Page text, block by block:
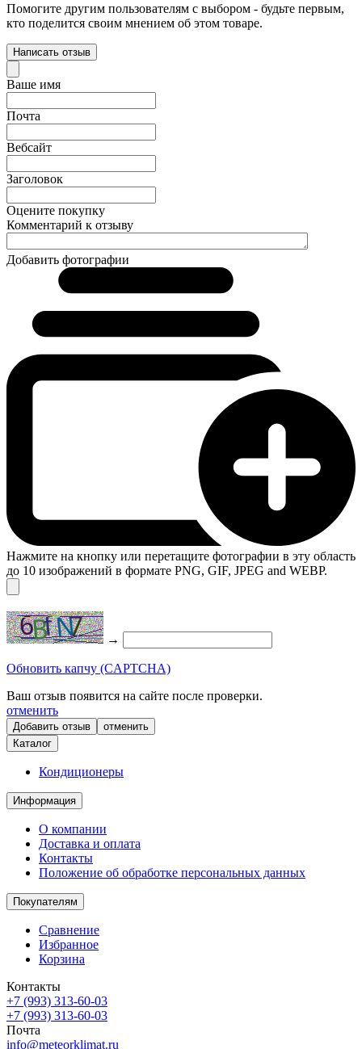
Помогите другим пользователям с выбором - будьте первым,
кто поделится своим мнением об этом товаре.
Написать отзыв
Ваше имя
Почта
Вебсайт
Заголовок
Оцените покупку
Комментарий к отзыву
Добавить фотографии
Нажмите на кнопку или перетащите фотографии в эту область
до 10 изображений в формате PNG, GIF, JPEG and WEBP.
→
Обновить капчу (CAPTCHA)
Ваш отзыв появится на сайте после проверки.
отменить
отменить
Каталог
Кондиционеры
Информация
О компании
Доставка и оплата
Контакты
Положение об обработке персональных данных
Покупателям
Сравнение
Избранное
Корзина
Контакты
+7 (993) 313-60-03
+7 (993) 313-60-03
Почта
info@meteorklimat.ru